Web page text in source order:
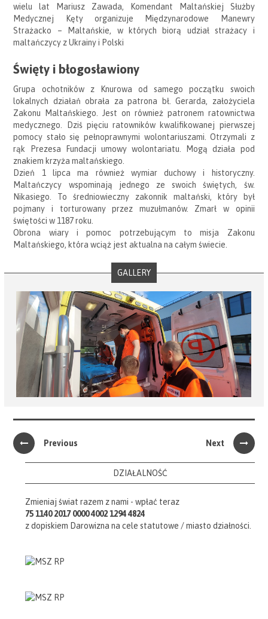
wielu lat Mariusz Zawada, Komendant Maltańskiej Służby
Medycznej Kęty organizuje Międzynarodowe Manewry
Strażacko – Maltańskie, w których biorą udział strażacy i
maltańczycy z Ukrainy i Polski
Święty i błogosławiony
Grupa ochotników z Knurowa od samego początku swoich
lokalnych działań obrała za patrona bł. Gerarda, założyciela
Zakonu Maltańskiego. Jest on również patronem ratownictwa
medycznego. Dziś pięciu ratowników kwalifikowanej pierwszej
pomocy stało się pełnoprawnymi wolontariuszami. Otrzymali z
rąk Prezesa Fundacji umowy wolontariatu. Mogą działa pod
znakiem krzyża maltańskiego.
Dzień 1 lipca ma również wymiar duchowy i historyczny.
Maltańczycy wspominają jednego ze swoich świętych, św.
Nikasiego. To średniowieczny zakonnik maltański, który był
pojmany i torturowany przez muzułmanów. Zmarł w opinii
świętości w 1187 roku.
Obrona wiary i pomoc potrzebującym to misja Zakonu
Maltańskiego, która wciąż jest aktualna na całym świecie.
GALLERY
Previous Next
DZIAŁALNOŚĆ
Zmieniaj świat razem z nami - wpłać teraz
75 1140 2017 0000 4002 1294 4824
z dopiskiem Darowizna na cele statutowe / miasto działności.